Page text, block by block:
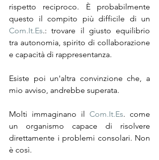
rispetto reciproco. È probabilmente
Com.It.Es.: trovare il giusto equilibrio
tra autonomia, spirito di collaborazione
e capacità di rappresentanza.
Esiste poi un'altra convinzione che, a
mio avviso, andrebbe superata.
Molti immaginano il Com.It.Es. come
un organismo capace di risolvere
direttamente i problemi consolari. Non
è così.